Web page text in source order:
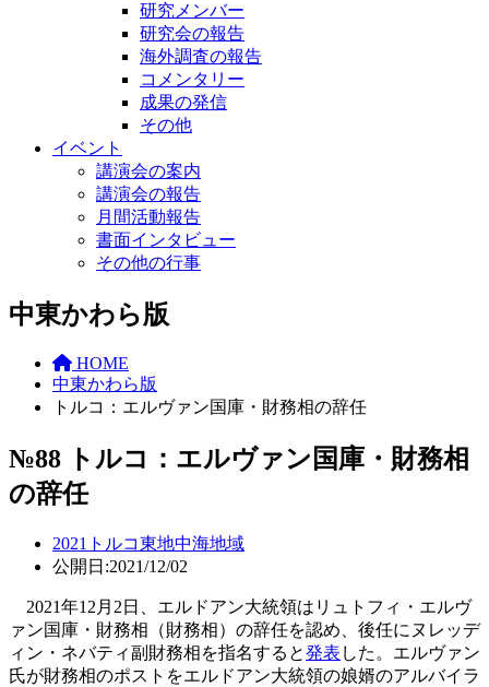
研究メンバー
研究会の報告
海外調査の報告
コメンタリー
成果の発信
その他
イベント
講演会の案内
講演会の報告
月間活動報告
書面インタビュー
その他の行事
中東かわら版
HOME
中東かわら版
トルコ：エルヴァン国庫・財務相の辞任
№88 トルコ：エルヴァン国庫・財務相
の辞任
2021 トルコ東地中海地域
公開日:2021/12/02
2021年12月2日、エルドアン大統領はリュトフィ・エルヴ
ァン国庫・財務相（財務相）の辞任を認め、後任にヌレッデ
ィン・ネバティ副財務相を指名すると発表 した。エルヴァン
氏が財務相のポストをエルドアン大統領の娘婿のアルバイラ